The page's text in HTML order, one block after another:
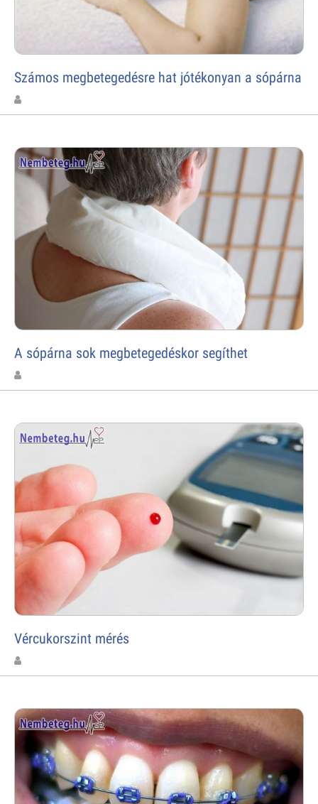
Számos megbetegedésre hat jótékonyan a sópárna
A sópárna sok megbetegedéskor segíthet
Vércukorszint mérés